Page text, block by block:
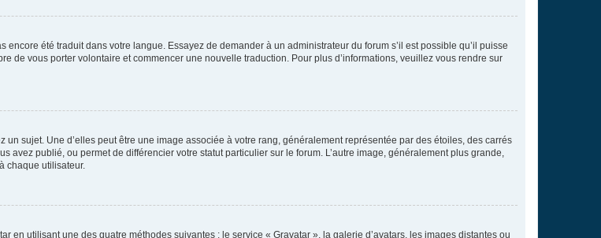
été traduit dans votre langue. Essayez de demander à un administrateur du forum s’il est possible qu’il puisse
de vous porter volontaire et commencer une nouvelle traduction. Pour plus d’informations, veuillez vous rendre sur
sujet. Une d’elles peut être une image associée à votre rang, généralement représentée par des étoiles, des carrés
publié, ou permet de différencier votre statut particulier sur le forum. L’autre image, généralement plus grande,
chaque utilisateur.
en utilisant une des quatre méthodes suivantes : le service « Gravatar », la galerie d’avatars, les images distantes ou